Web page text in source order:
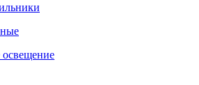
освещение